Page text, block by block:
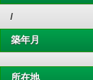
/
築年月
所在地